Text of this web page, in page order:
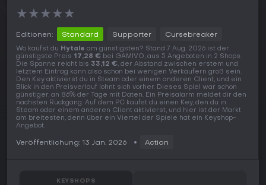
★★★★★
Editionen: Standard Supporter Cursebreaker
Wo kaufst du Hytale am günstigsten? Stand 7 Aug. 2026 ist der
günstigste Preis 17,28 € bei GAMIVO, aus 5 Angeboten in 2 Shops.
Die Spanne reicht bis 33,12 €, der Abstand zwischen erstem und
letztem Eintrag kann also schon bei wenigen Verkäufern groß sein.
Den Key aktivierst du in Steam oder einem anderen Client, und ein
Blick in den Preisverlauf lohnt sich vorher. Dieses Spiel war schon
günstiger, an 86% der Tage mit Daten. Ein Preisalarm meldet dir den
nächsten Rückgang. Auf dem PC kaufst du einen Key, den du in
Steam oder einem anderen Client aktivierst, und hier ist der Markt
am breitesten, denn über ein Viertel der Spiele hat ein Keyshop-
Angebot.
Veröffentlichung: 13 Jan. 2026 Action
KEYSHOPS